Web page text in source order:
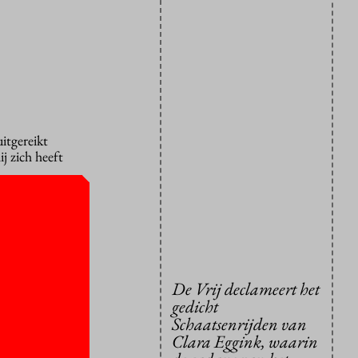
zich heeft
voor
vind dat
kou”,
De Vrij declameert het
gedicht
Schaatsenrijden van
Clara Eggink, waarin